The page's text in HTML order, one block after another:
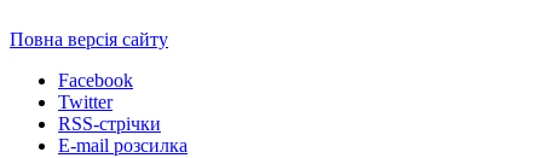
Повна версія сайту
Facebook
Twitter
RSS-стрічки
E-mail розсилка